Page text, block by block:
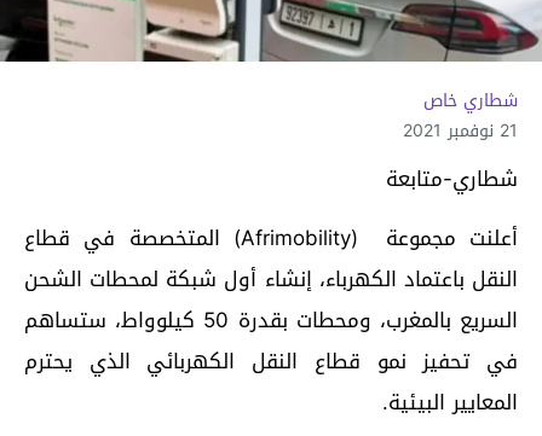
شطاري خاص
21 نوفمبر 2021
شطاري-متابعة
أعلنت مجموعة (Afrimobility) المتخصصة في قطاع
النقل باعتماد الكهرباء، إنشاء أول شبكة لمحطات الشحن
السريع بالمغرب، ومحطات بقدرة 50 كيلوواط، ستساهم
في تحفيز نمو قطاع النقل الكهربائي الذي يحترم
المعايير البيئية.